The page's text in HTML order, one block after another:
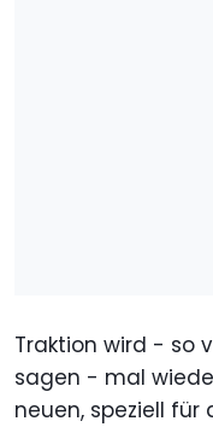
Traktion wird - so
sagen - mal
neuen, speziell für